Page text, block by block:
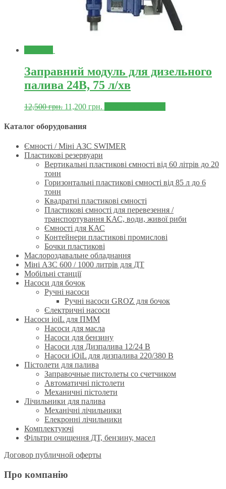
Заправний модуль для дизельного
палива 24В, 75 л/хв
12,500грн. 11,200 грн.
Каталог оборудования
Ємності / Міні АЗС SWIMER
Пластикові резервуари
Вертикальні пластикові ємності від 60 літрів до 20
тонн
Горизонтальні пластикові ємності від 85 л до 6
тонн
Квадратні пластикові ємності
Пластикові ємності для перевезення /
транспортування КАС, води, живої риби
Ємності для КАС
Контейнери пластикові промислові
Бочки пластикові
Маслороздавальне обладнання
Міні АЗС 600 / 1000 литрів для ДТ
Мобільні станції
Насоси для бочок
Ручнi насоси
Ручні насоси GROZ для бочок
Єлектричні насоси
Насоси ioiL для ПММ
Насоси для масла
Насоси для бензину
Насоси для Дизпалива 12/24 B
Насоси iOiL для дизпалива 220/380 B
Пістолети для палива
Заправочные пистолеты со счетчиком
Автоматичні пістолети
Механичні пістолети
Лічильники для палива
Механічні лічильники
Елекронні лічильники
Комплектуючі
Фільтри очищення ДТ, бензину, масел
Договор публичной оферты
Про компанію